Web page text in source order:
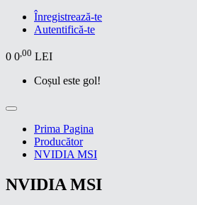
Înregistrează-te
Autentifică-te
0 0,00 LEI
Coșul este gol!
Prima Pagina
Producător
NVIDIA MSI
NVIDIA MSI